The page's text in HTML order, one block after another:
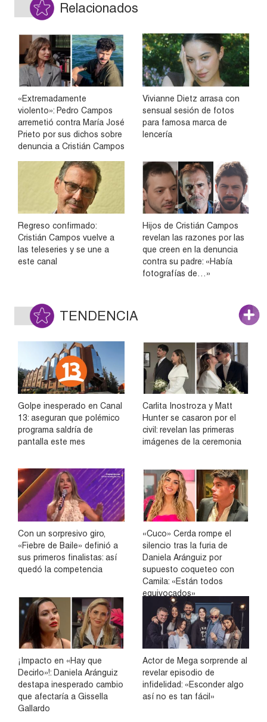
Relacionados
«Extremadamente
violento»: Pedro Campos
arremetió contra María José
Prieto por sus dichos sobre
denuncia a Cristián Campos
Vivianne Dietz arrasa con
sensual sesión de fotos
para famosa marca de
lencería
Regreso confirmado:
Cristián Campos vuelve a
las teleseries y se une a
este canal
Hijos de Cristián Campos
revelan las razones por las
que creen en la denuncia
contra su padre: «Había
fotografías de…»
TENDENCIA
Golpe inesperado en Canal
13: aseguran que polémico
programa saldría de
pantalla este mes
Carlita Inostroza y Matt
Hunter se casaron por el
civil: revelan las primeras
imágenes de la ceremonia
Con un sorpresivo giro,
«Fiebre de Baile» definió a
sus primeros finalistas: así
quedó la competencia
«Cuco» Cerda rompe el
silencio tras la furia de
Daniela Aránguiz por
supuesto coqueteo con
Camila: «Están todos
equivocados»
¡Impacto en «Hay que
Decirlo»!: Daniela Aránguiz
destapa inesperado cambio
que afectaría a Gissella
Gallardo
Actor de Mega sorprende al
revelar episodio de
infidelidad: «Esconder algo
así no es tan fácil»